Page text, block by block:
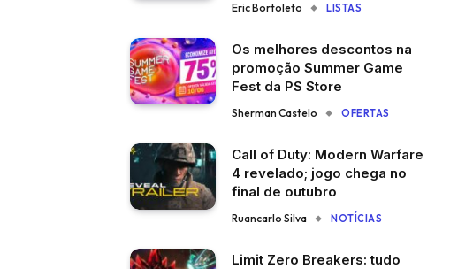
Eric Bortoleto LISTAS
Os melhores descontos na
promoção Summer Game
Fest da PS Store
Sherman Castelo OFERTAS
Call of Duty: Modern Warfare
4 revelado; jogo chega no
final de outubro
Ruancarlo Silva NOTÍCIAS
Limit Zero Breakers: tudo